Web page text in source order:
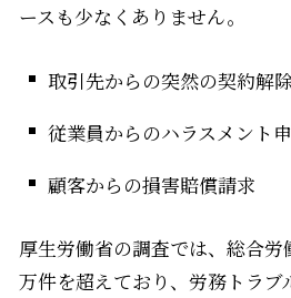
ースも少なくありません。
取引先からの突然の契約解
従業員からのハラスメント
顧客からの損害賠償請求
厚生労働省の調査では、総合
万件を超えており、労務トラブ